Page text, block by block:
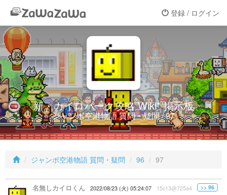
登録 / ログイン
新・カイロパーク攻略 Wiki* 掲示板
ジャンボ空港物語 質問・疑問 / 97
ジャンボ空港物語 質問・疑問 96 97
名無しカイロくん 2022/08/23 (火) 05:24:07 15c13@725a4 >> 96